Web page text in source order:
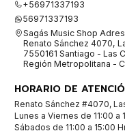
+56971337193
56971337193
Sagás Music Shop
Renato Sánchez 4070,
7550161 Santiago - Las
Región Metropolitana -
HORARIO DE
Renato Sánchez #4070,
Lunes a Viernes de 11:00 a
Sábados de 11:00 a 15:00